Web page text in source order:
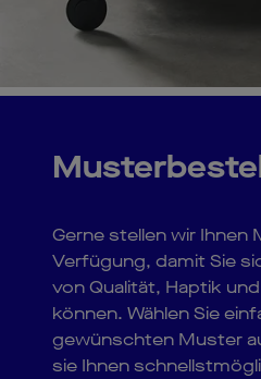
Gerne stellen wir Ihnen
Verfügung, damit Sie
von Qualität, Haptik und
können. Wählen Sie
gewünschten Muster
sie Ihnen